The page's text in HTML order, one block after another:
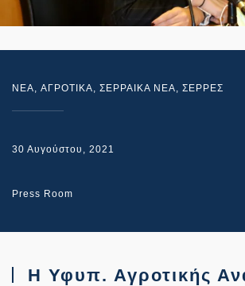
NEA, ΑΓΡΟΤΙΚΑ, ΣΕΡΡΑΙΚΑ ΝΕΑ, ΣΕΡΡΕΣ
30 Αυγούστου, 2021
Press Room
Η Υφυπ. Αγροτικής